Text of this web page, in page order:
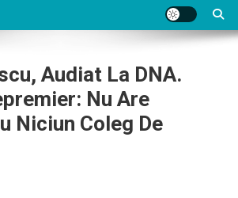
Audiat La DNA.
Nu Are
Niciun Coleg De